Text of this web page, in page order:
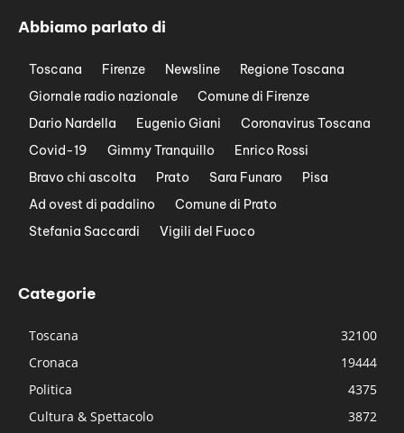
Abbiamo parlato di
Toscana Firenze Newsline
Regione Toscana
Giornale radio nazionale
Comune di Firenze
Dario Nardella
Eugenio Giani
Coronavirus Toscana
Covid-19
Gimmy Tranquillo
Enrico Rossi
Bravo chi ascolta
Prato Sara Funaro
Pisa
Ad ovest di padalino
Comune di Prato
Stefania Saccardi
Vigili del Fuoco
Categorie
Toscana
32100
Cronaca
19444
Politica
4375
Cultura & Spettacolo
3872